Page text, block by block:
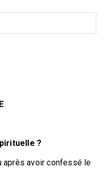
?
après avoir confessé le